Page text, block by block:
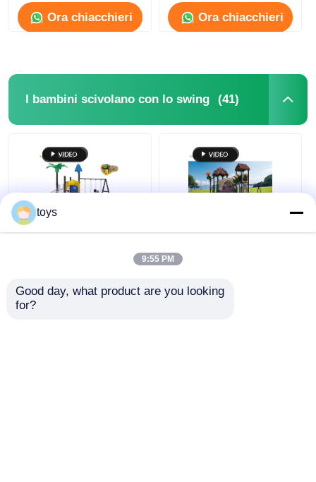
Ora chiacchieri Ora chiacchieri
I bambini scivolano con lo swing (41)
City Park Anti Static
parchi giochi all'
aperto bambini
scivolare con
oscillazione alta
toys
9:55 PM
Good day, what product are you looking
for?